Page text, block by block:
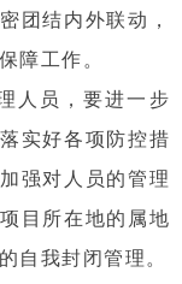
团结内外联动，
障工作。
员，要进一步
实好各项防控措
强对人员的管理
目所在地的属地
自我封闭管理。